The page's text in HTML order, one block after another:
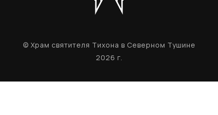
© Храм святителя Тихона в Северном Тушине
2026 г.